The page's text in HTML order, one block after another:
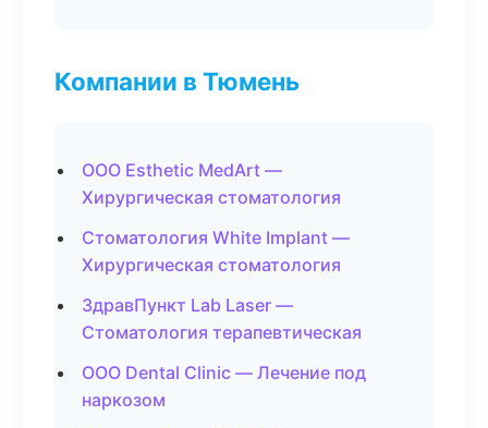
Компании в Тюмень
ООО Esthetic MedArt —
Хирургическая стоматология
Стоматология White Implant —
Хирургическая стоматология
ЗдравПункт Lab Laser —
Стоматология терапевтическая
ООО Dental Clinic — Лечение под
наркозом